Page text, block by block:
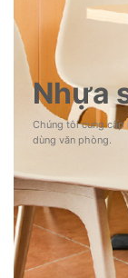
Nhựa
Chúng tôi cung cấp
dùng văn phòng.